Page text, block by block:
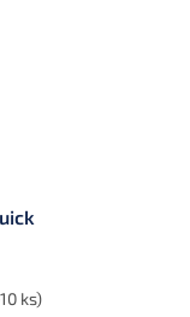
ks)